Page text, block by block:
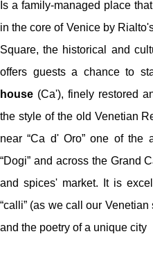
Is a family-managed place
in the core of Venice by
Square, the historical and
offers guests a chance to
house (Ca'), finely restored
the style of the old Venetian
near “Ca d' Oro” one of the
“Dogi” and across the Grand
and spices' market. It is
“calli” (as we call our
and the poetry of a unique city